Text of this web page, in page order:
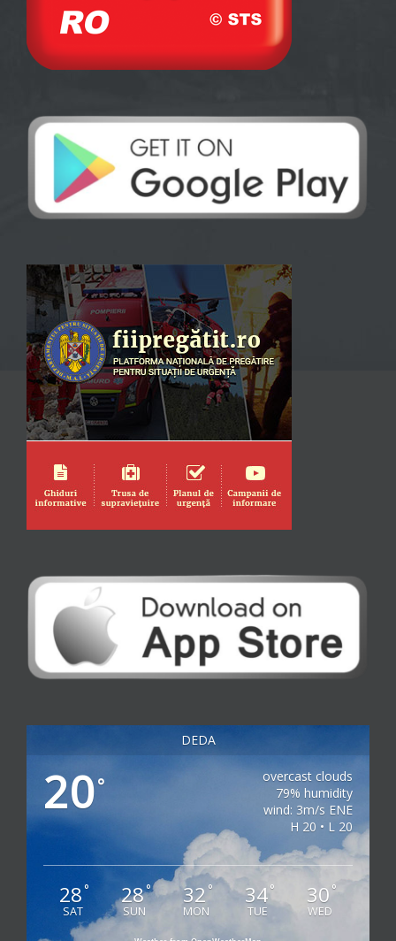
DEDA
20°
overcast clouds
79% humidity
wind: 3m/s ENE
H 20 • L 20
28°
SAT
28°
SUN
32°
MON
34°
TUE
30 °
WED